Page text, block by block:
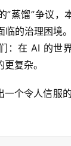
”蒸馏”争议，
临的治理困境
：在 AI 的世
复杂。
个令人信服